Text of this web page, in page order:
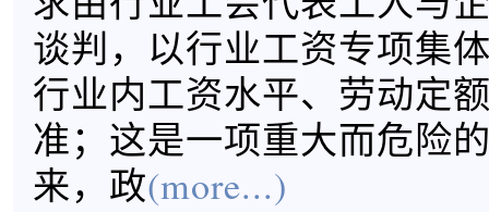
谈判，以行业工资专项集
行业内工资水平、劳动定
准；这是一项重大而危险
来，政(more...)